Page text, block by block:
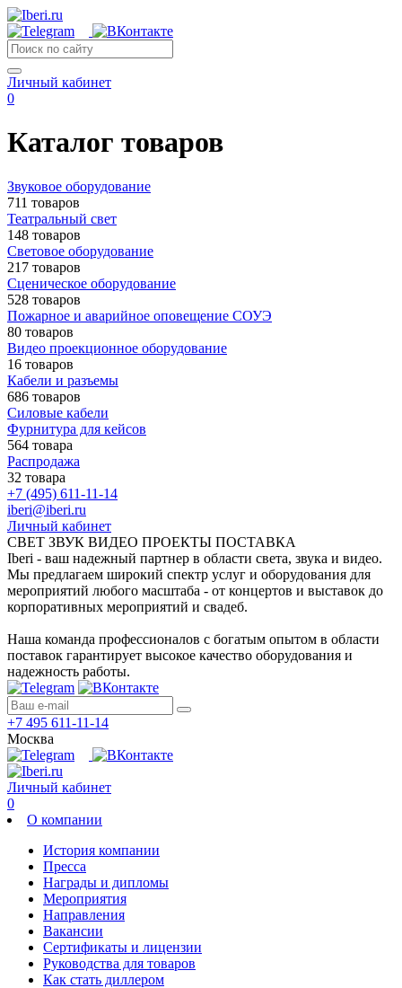
Личный кабинет
0
Каталог товаров
Звуковое оборудование
711 товаров
Театральный свет
148 товаров
Световое оборудование
217 товаров
Сценическое оборудование
528 товаров
Пожарное и аварийное оповещение СОУЭ
80 товаров
Видео проекционное оборудование
16 товаров
Кабели и разъемы
686 товаров
Силовые кабели
Фурнитура для кейсов
564 товара
Распродажа
32 товара
+7 (495) 611-11-14
iberi@iberi.ru
Личный кабинет
СВЕТ ЗВУК ВИДЕО ПРОЕКТЫ ПОСТАВКА
Iberi - ваш надежный партнер в области света, звука и видео.
Мы предлагаем широкий спектр услуг и оборудования для
мероприятий любого масштаба - от концертов и выставок до
корпоративных мероприятий и свадеб.
Наша команда профессионалов с богатым опытом в области
поставок гарантирует высокое качество оборудования и
надежность работы.
+7 495 611-11-14
Москва
Личный кабинет
0
О компании
История компании
Пресса
Награды и дипломы
Мероприятия
Направления
Вакансии
Сертификаты и лицензии
Руководства для товаров
Как стать диллером